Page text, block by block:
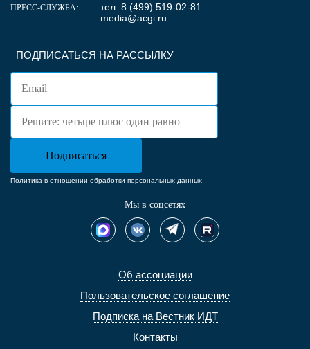
Об ассоциации
Пользовательское соглашение
Подписка на Вестник ИДТ
Контакты
ПОДПИСАТЬСЯ НА РАССЫЛКУ
Политика в отношении обработки персональных данных
Мы в соцсетях
ПРЕСС-СЛУЖБА:
тел. 8 (499) 519-02-81
media@acgi.ru